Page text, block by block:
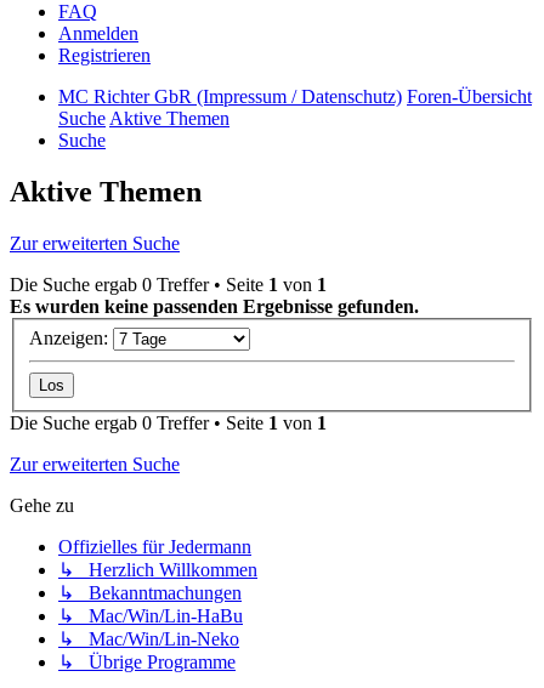
FAQ
Anmelden
Registrieren
MC Richter GbR (Impressum / Datenschutz) Foren-Übersicht
SucheAktive Themen
Suche
Aktive Themen
Zur erweiterten Suche
Die Suche ergab 0 Treffer • Seite 1 von 1
Es wurden keine passenden Ergebnisse gefunden.
Anzeigen:
Die Suche ergab 0 Treffer • Seite 1 von 1
Zur erweiterten Suche
Gehe zu
Offizielles für Jedermann
↳ Herzlich Willkommen
↳ Bekanntmachungen
↳ Mac/Win/Lin-HaBu
↳ Mac/Win/Lin-Neko
↳ Übrige Programme